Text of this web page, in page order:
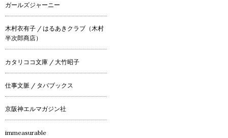
ガールズジャーニー
木村衣有子 / はるあきクラブ（木村
半次郎商店）
カタリココ文庫 / 大竹昭子
仕事文脈 / タバブックス
京阪神エルマガジン社
immeasurable